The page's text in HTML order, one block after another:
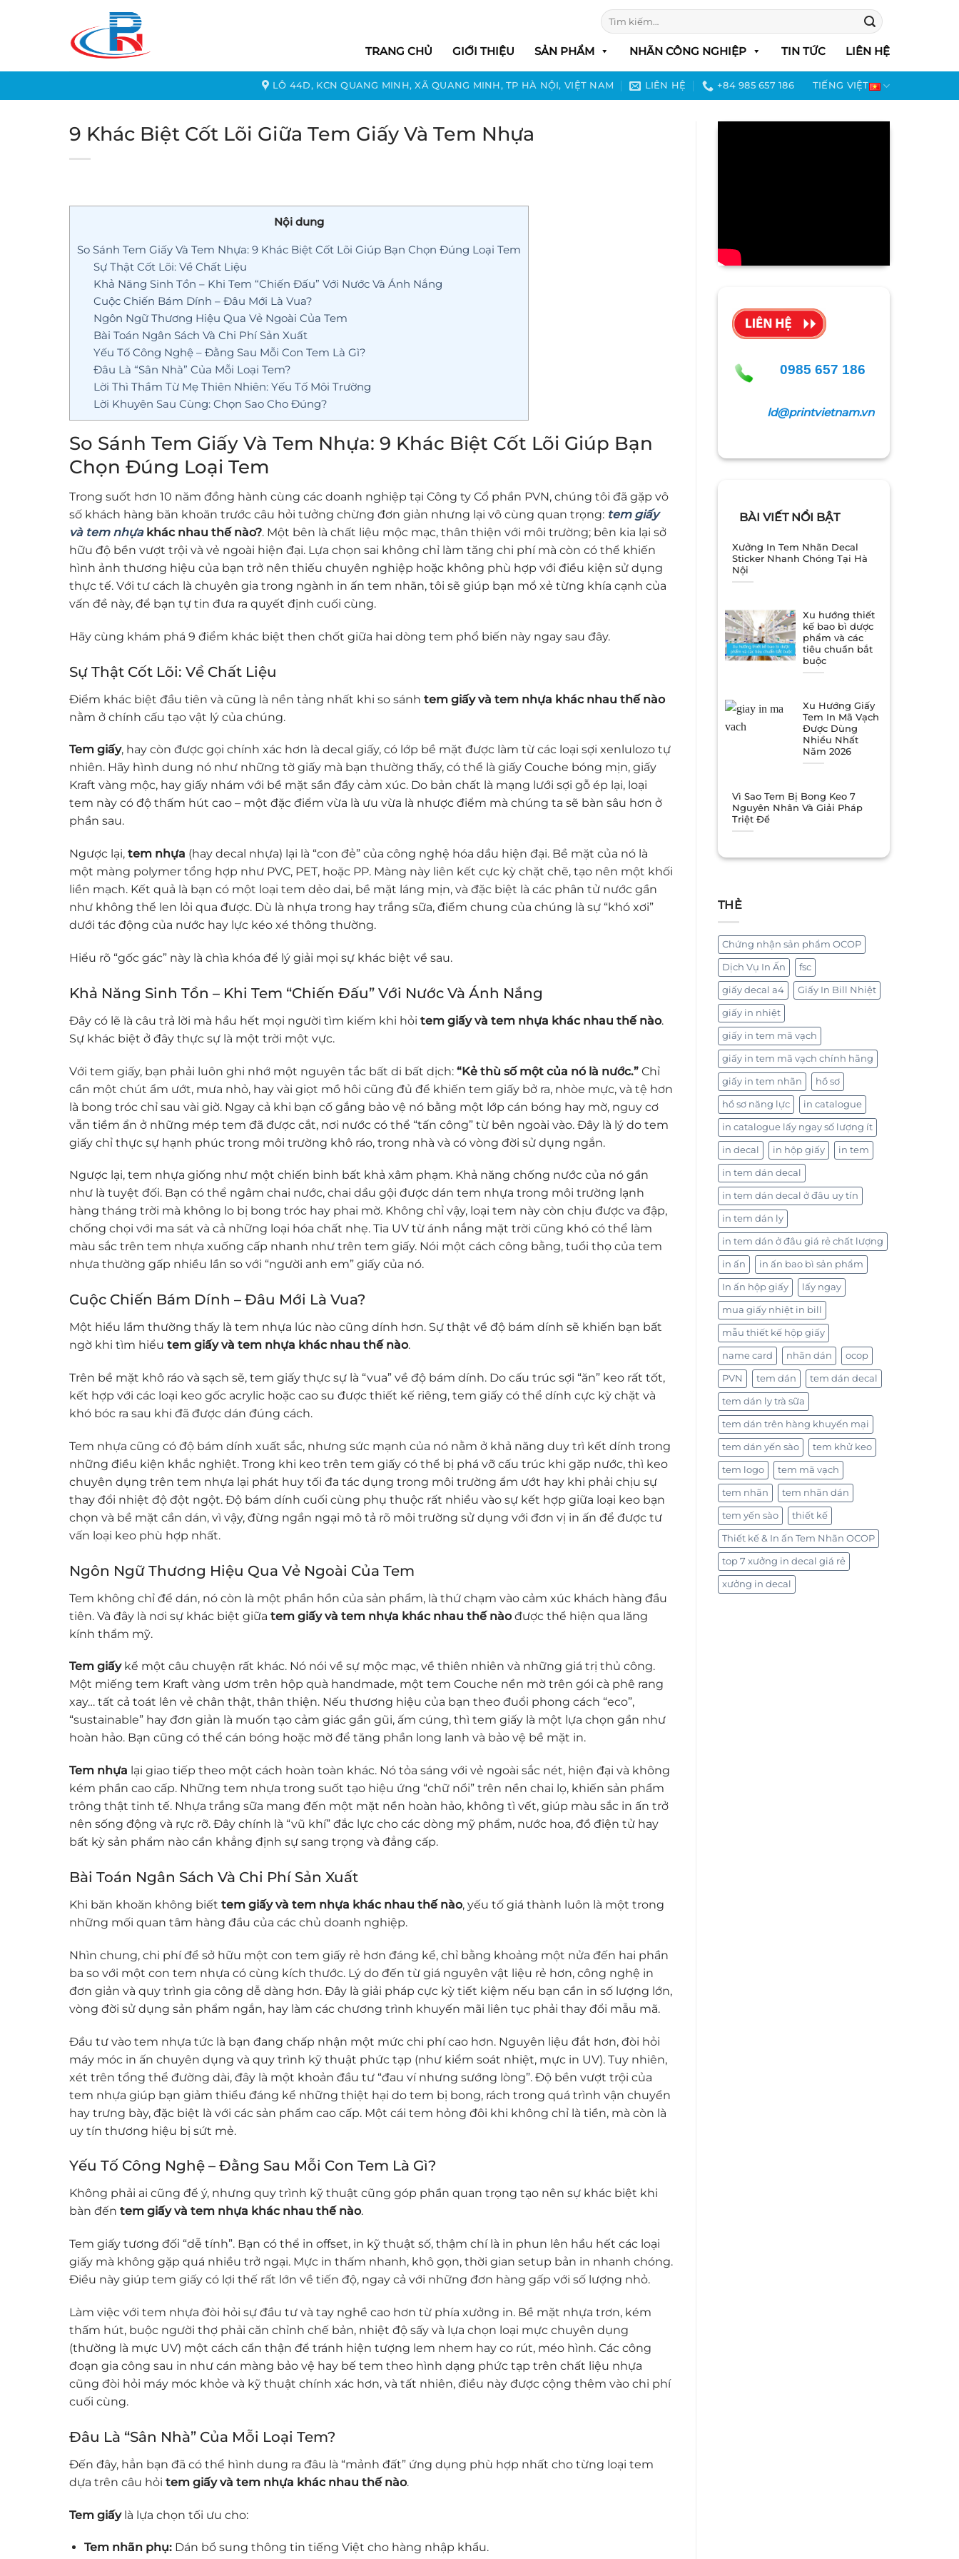
Tìm
kiếm:
TRANG CHỦ GIỚI THIỆU SẢN PHẨM NHÃN CÔNG NGHIỆP TIN TỨC LIÊN HỆ
LÔ 44D, KCN QUANG MINH, XÃ QUANG MINH, TP HÀ NỘI, VIỆT NAM LIÊN HỆ +84 985 657 186 TIẾNG VIỆT
9 Khác Biệt Cốt Lõi Giữa Tem Giấy Và Tem Nhựa
Nội dung
So Sánh Tem Giấy Và Tem Nhựa: 9 Khác Biệt Cốt Lõi Giúp Bạn Chọn Đúng Loại Tem
Sự Thật Cốt Lõi: Về Chất Liệu
Khả Năng Sinh Tồn – Khi Tem “Chiến Đấu” Với Nước Và Ánh Nắng
Cuộc Chiến Bám Dính – Đâu Mới Là Vua?
Ngôn Ngữ Thương Hiệu Qua Vẻ Ngoài Của Tem
Bài Toán Ngân Sách Và Chi Phí Sản Xuất
Yếu Tố Công Nghệ – Đằng Sau Mỗi Con Tem Là Gì?
Đâu Là “Sân Nhà” Của Mỗi Loại Tem?
Lời Thì Thầm Từ Mẹ Thiên Nhiên: Yếu Tố Môi Trường
Lời Khuyên Sau Cùng: Chọn Sao Cho Đúng?
So Sánh Tem Giấy Và Tem Nhựa: 9 Khác Biệt Cốt Lõi Giúp Bạn
Chọn Đúng Loại Tem
Trong suốt hơn 10 năm đồng hành cùng các doanh nghiệp tại Công ty Cổ phần PVN, chúng tôi đã gặp vô
số khách hàng băn khoăn trước câu hỏi tưởng chừng đơn giản nhưng lại vô cùng quan trọng: tem giấy
và tem nhựa khác nhau thế nào?. Một bên là chất liệu mộc mạc, thân thiện với môi trường; bên kia lại sở
hữu độ bền vượt trội và vẻ ngoài hiện đại. Lựa chọn sai không chỉ làm tăng chi phí mà còn có thể khiến
hình ảnh thương hiệu của bạn trở nên thiếu chuyên nghiệp hoặc không phù hợp với điều kiện sử dụng
thực tế. Với tư cách là chuyên gia trong ngành in ấn tem nhãn, tôi sẽ giúp bạn mổ xẻ từng khía cạnh của
vấn đề này, để bạn tự tin đưa ra quyết định cuối cùng.
Hãy cùng khám phá 9 điểm khác biệt then chốt giữa hai dòng tem phổ biến này ngay sau đây.
Sự Thật Cốt Lõi: Về Chất Liệu
Điểm khác biệt đầu tiên và cũng là nền tảng nhất khi so sánh tem giấy và tem nhựa khác nhau thế nào
nằm ở chính cấu tạo vật lý của chúng.
Tem giấy, hay còn được gọi chính xác hơn là decal giấy, có lớp bề mặt được làm từ các loại sợi xenlulozo tự
nhiên. Hãy hình dung nó như những tờ giấy mà bạn thường thấy, có thể là giấy Couche bóng mịn, giấy
Kraft vàng mộc, hay giấy nhám với bề mặt sần đầy cảm xúc. Do bản chất là mạng lưới sợi gỗ ép lại, loại
tem này có độ thấm hút cao – một đặc điểm vừa là ưu vừa là nhược điểm mà chúng ta sẽ bàn sâu hơn ở
phần sau.
Ngược lại, tem nhựa (hay decal nhựa) lại là “con đẻ” của công nghệ hóa dầu hiện đại. Bề mặt của nó là
một màng polymer tổng hợp như PVC, PET, hoặc PP. Màng này liên kết cực kỳ chặt chẽ, tạo nên một khối
liền mạch. Kết quả là bạn có một loại tem dẻo dai, bề mặt láng mịn, và đặc biệt là các phân tử nước gần
như không thể len lỏi qua được. Dù là nhựa trong hay trắng sữa, điểm chung của chúng là sự “khó xơi”
dưới tác động của nước hay lực kéo xé thông thường.
Hiểu rõ “gốc gác” này là chìa khóa để lý giải mọi sự khác biệt về sau.
Khả Năng Sinh Tồn – Khi Tem “Chiến Đấu” Với Nước Và Ánh Nắng
Đây có lẽ là câu trả lời mà hầu hết mọi người tìm kiếm khi hỏi tem giấy và tem nhựa khác nhau thế nào.
Sự khác biệt ở đây thực sự là một trời một vực.
Với tem giấy, bạn phải luôn ghi nhớ một nguyên tắc bất di bất dịch: “Kẻ thù số một của nó là nước.” Chỉ
cần một chút ẩm ướt, mưa nhỏ, hay vài giọt mồ hôi cũng đủ để khiến tem giấy bở ra, nhòe mực, và tệ hơn
là bong tróc chỉ sau vài giờ. Ngay cả khi bạn cố gắng bảo vệ nó bằng một lớp cán bóng hay mờ, nguy cơ
vẫn tiềm ẩn ở những mép tem đã được cắt, nơi nước có thể “tấn công” từ bên ngoài vào. Đây là lý do tem
giấy chỉ thực sự hạnh phúc trong môi trường khô ráo, trong nhà và có vòng đời sử dụng ngắn.
Ngược lại, tem nhựa giống như một chiến binh bất khả xâm phạm. Khả năng chống nước của nó gần
như là tuyệt đối. Bạn có thể ngâm chai nước, chai dầu gội được dán tem nhựa trong môi trường lạnh
hàng tháng trời mà không lo bị bong tróc hay phai mờ. Không chỉ vậy, loại tem này còn chịu được va đập,
chống chọi với ma sát và cả những loại hóa chất nhẹ. Tia UV từ ánh nắng mặt trời cũng khó có thể làm
màu sắc trên tem nhựa xuống cấp nhanh như trên tem giấy. Nói một cách công bằng, tuổi thọ của tem
nhựa thường gấp nhiều lần so với “người anh em” giấy của nó.
Cuộc Chiến Bám Dính – Đâu Mới Là Vua?
Một hiểu lầm thường thấy là tem nhựa lúc nào cũng dính hơn. Sự thật về độ bám dính sẽ khiến bạn bất
ngờ khi tìm hiểu tem giấy và tem nhựa khác nhau thế nào.
Trên bề mặt khô ráo và sạch sẽ, tem giấy thực sự là “vua” về độ bám dính. Do cấu trúc sợi “ăn” keo rất tốt,
kết hợp với các loại keo gốc acrylic hoặc cao su được thiết kế riêng, tem giấy có thể dính cực kỳ chặt và
khó bóc ra sau khi đã được dán đúng cách.
Tem nhựa cũng có độ bám dính xuất sắc, nhưng sức mạnh của nó nằm ở khả năng duy trì kết dính trong
những điều kiện khắc nghiệt. Trong khi keo trên tem giấy có thể bị phá vỡ cấu trúc khi gặp nước, thì keo
chuyên dụng trên tem nhựa lại phát huy tối đa tác dụng trong môi trường ẩm ướt hay khi phải chịu sự
thay đổi nhiệt độ đột ngột. Độ bám dính cuối cùng phụ thuộc rất nhiều vào sự kết hợp giữa loại keo bạn
chọn và bề mặt cần dán, vì vậy, đừng ngần ngại mô tả rõ môi trường sử dụng với đơn vị in ấn để được tư
vấn loại keo phù hợp nhất.
Ngôn Ngữ Thương Hiệu Qua Vẻ Ngoài Của Tem
Tem không chỉ để dán, nó còn là một phần hồn của sản phẩm, là thứ chạm vào cảm xúc khách hàng đầu
tiên. Và đây là nơi sự khác biệt giữa tem giấy và tem nhựa khác nhau thế nào được thể hiện qua lăng
kính thẩm mỹ.
Tem giấykể một câu chuyện rất khác. Nó nói về sự mộc mạc, về thiên nhiên và những giá trị thủ công.
Một miếng tem Kraft vàng ươm trên hộp quà handmade, một tem Couche nền mờ trên gói cà phê rang
xay… tất cả toát lên vẻ chân thật, thân thiện. Nếu thương hiệu của bạn theo đuổi phong cách “eco”,
“sustainable” hay đơn giản là muốn tạo cảm giác gần gũi, ấm cúng, thì tem giấy là một lựa chọn gần như
hoàn hảo. Bạn cũng có thể cán bóng hoặc mờ để tăng phần long lanh và bảo vệ bề mặt in.
Tem nhựa lại giao tiếp theo một cách hoàn toàn khác. Nó tỏa sáng với vẻ ngoài sắc nét, hiện đại và không
kém phần cao cấp. Những tem nhựa trong suốt tạo hiệu ứng “chữ nổi” trên nền chai lọ, khiến sản phẩm
trông thật tinh tế. Nhựa trắng sữa mang đến một mặt nền hoàn hảo, không tì vết, giúp màu sắc in ấn trở
nên sống động và rực rỡ. Đây chính là “vũ khí” đắc lực cho các dòng mỹ phẩm, nước hoa, đồ điện tử hay
bất kỳ sản phẩm nào cần khẳng định sự sang trọng và đẳng cấp.
Bài Toán Ngân Sách Và Chi Phí Sản Xuất
Khi băn khoăn không biết tem giấy và tem nhựa khác nhau thế nào, yếu tố giá thành luôn là một trong
những mối quan tâm hàng đầu của các chủ doanh nghiệp.
Nhìn chung, chi phí để sở hữu một con tem giấy rẻ hơn đáng kể, chỉ bằng khoảng một nửa đến hai phần
ba so với một con tem nhựa có cùng kích thước. Lý do đến từ giá nguyên vật liệu rẻ hơn, công nghệ in
đơn giản và quy trình gia công dễ dàng hơn. Đây là giải pháp cực kỳ tiết kiệm nếu bạn cần in số lượng lớn,
vòng đời sử dụng sản phẩm ngắn, hay làm các chương trình khuyến mãi liên tục phải thay đổi mẫu mã.
Đầu tư vào tem nhựa tức là bạn đang chấp nhận một mức chi phí cao hơn. Nguyên liệu đắt hơn, đòi hỏi
máy móc in ấn chuyên dụng và quy trình kỹ thuật phức tạp (như kiểm soát nhiệt, mực in UV). Tuy nhiên,
xét trên tổng thể đường dài, đây là một khoản đầu tư “đau ví nhưng sướng lòng”. Độ bền vượt trội của
tem nhựa giúp bạn giảm thiểu đáng kể những thiệt hại do tem bị bong, rách trong quá trình vận chuyển
hay trưng bày, đặc biệt là với các sản phẩm cao cấp. Một cái tem hỏng đôi khi không chỉ là tiền, mà còn là
uy tín thương hiệu bị sứt mẻ.
Yếu Tố Công Nghệ – Đằng Sau Mỗi Con Tem Là Gì?
Không phải ai cũng để ý, nhưng quy trình kỹ thuật cũng góp phần quan trọng tạo nên sự khác biệt khi
bàn đến tem giấy và tem nhựa khác nhau thế nào.
Tem giấy tương đối “dễ tính”. Bạn có thể in offset, in kỹ thuật số, thậm chí là in phun lên hầu hết các loại
giấy mà không gặp quá nhiều trở ngại. Mực in thấm nhanh, khô gọn, thời gian setup bản in nhanh chóng.
Điều này giúp tem giấy có lợi thế rất lớn về tiến độ, ngay cả với những đơn hàng gấp với số lượng nhỏ.
Làm việc với tem nhựa đòi hỏi sự đầu tư và tay nghề cao hơn từ phía xưởng in. Bề mặt nhựa trơn, kém
thấm hút, buộc người thợ phải căn chỉnh chế bản, nhiệt độ sấy và lựa chọn loại mực chuyên dụng
(thường là mực UV) một cách cẩn thận để tránh hiện tượng lem nhem hay co rút, méo hình. Các công
đoạn gia công sau in như cán màng bảo vệ hay bế tem theo hình dạng phức tạp trên chất liệu nhựa
cũng đòi hỏi máy móc khỏe và kỹ thuật chính xác hơn, và tất nhiên, điều này được cộng thêm vào chi phí
cuối cùng.
Đâu Là “Sân Nhà” Của Mỗi Loại Tem?
Đến đây, hẳn bạn đã có thể hình dung ra đâu là “mảnh đất” ứng dụng phù hợp nhất cho từng loại tem
dựa trên câu hỏi tem giấy và tem nhựa khác nhau thế nào.
Tem giấylà lựa chọn tối ưu cho:
Tem nhãn phụ:Dán bổ sung thông tin tiếng Việt cho hàng nhập khẩu.
0985 657 186
ld@printvietnam.vn
BÀI VIẾT NỔI BẬT
Xưởng In Tem Nhãn Decal
Sticker Nhanh Chóng Tại Hà
Nội
Xu hướng thiết
kế bao bì dược
phẩm và các
tiêu chuẩn bắt
buộc
Xu Hướng Giấy
Tem In Mã Vạch
Được Dùng
Nhiều Nhất
Năm 2026
Vì Sao Tem Bị Bong Keo 7
Nguyên Nhân Và Giải Pháp
Triệt Để
THẺ
Chứng nhận sản phẩm OCOP
Dịch Vụ In Ấn fsc
giấy decal a4 Giấy In Bill Nhiệt
giấy in nhiệt
giấy in tem mã vạch
giấy in tem mã vạch chính hãng
giấy in tem nhãn hồ sơ
hồ sơ năng lực in catalogue
in catalogue lấy ngay số lượng ít
in decal in hộp giấy in tem
in tem dán decal
in tem dán decal ở đâu uy tín
in tem dán ly
in tem dán ở đâu giá rẻ chất lượng
in ấn in ấn bao bì sản phẩm
In ấn hộp giấy lấy ngay
mua giấy nhiệt in bill
mẫu thiết kế hộp giấy
name card nhãn dán ocop
PVN tem dán tem dán decal
tem dán ly trà sữa
tem dán trên hàng khuyến mại
tem dán yến sào tem khử keo
tem logo tem mã vạch
tem nhãn tem nhãn dán
tem yến sào thiết kế
Thiết kế & In ấn Tem Nhãn OCOP
top 7 xưởng in decal giá rẻ
xưởng in decal